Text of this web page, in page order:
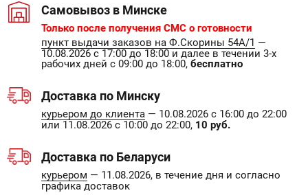
Самовывоз в Минске
Только после получения СМС о готовности
пункт выдачи заказов на Ф.Скорины 54А/1 —
10.08.2026 с 17:00 до 18:00 и далее в течении 3-х
рабочих дней с 09:00 до 18:00, бесплатно
Доставка по Минску
курьером до клиента — 10.08.2026 с 16:00 до 22:00
или 11.08.2026 с 10:00 до 22:00, 10 руб.
Доставка по Беларуси
курьером — 11.08.2026, в течение дня и согласно
графика доставок